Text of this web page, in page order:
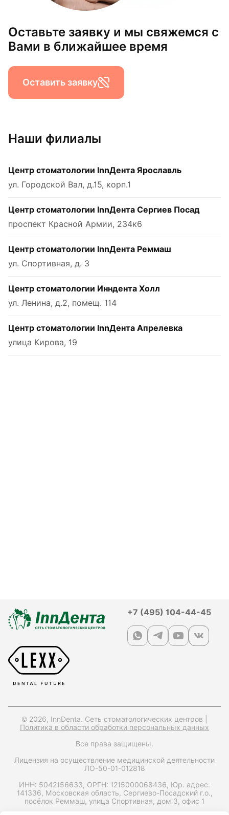
Оставьте заявку и мы свяжемся с
Вами в ближайшее время
Оставить заявку
Наши филиалы
Центр стоматологии InnДента Ярославль
ул. Городской Вал, д.15, корп.1
Центр стоматологии InnДента Сергиев Посад
проспект Красной Армии, 234к6
Центр стоматологии InnДента Реммаш
ул. Спортивная, д. 3
Центр стоматологии Инндента Холл
ул. Ленина, д.2, помещ. 114
Центр стоматологии InnДента Апрелевка
улица Кирова, 19
+7 (495) 104-44-45
© 2026, InnDenta. Сеть стоматологических центров |
Политика в области обработки персональных данных
Все права защищены.
Лицензия на осуществление медицинской деятельности
ЛО-50-01-012818
ИНН: 5042156633, ОРГН: 1215000068436, Юр. адрес:
141336, Московская область, Сергиево-Посадский г.о.,
посёлок Реммаш, улица Спортивная, дом 3, офис 1